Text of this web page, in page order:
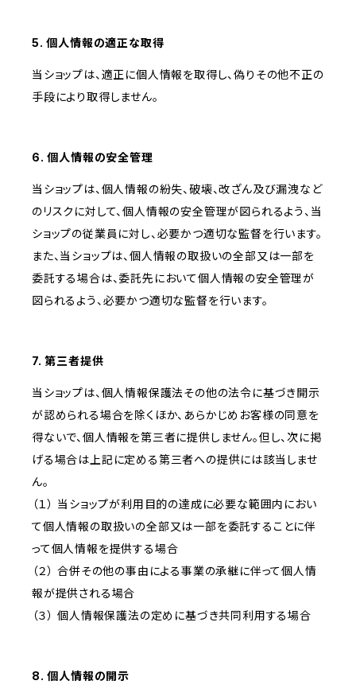
5. 個人情報の適正な取得
当ショップは、適正に個人情報を取得し、偽りその他不正の
手段により取得しません。
6. 個人情報の安全管理
当ショップは、個人情報の紛失、破壊、改ざん及び漏洩など
のリスクに対して、個人情報の安全管理が図られるよう、当
ショップの従業員に対し、必要かつ適切な監督を行います。
また、当ショップは、個人情報の取扱いの全部又は一部を
委託する場合は、委託先において個人情報の安全管理が
図られるよう、必要かつ適切な監督を行います。
7. 第三者提供
当ショップは、個人情報保護法その他の法令に基づき開示
が認められる場合を除くほか、あらかじめお客様の同意を
得ないで、個人情報を第三者に提供しません。但し、次に掲
げる場合は上記に定める第三者への提供には該当しませ
ん。
（１） 当ショップが利用目的の達成に必要な範囲内におい
て個人情報の取扱いの全部又は一部を委託することに伴
って個人情報を提供する場合
（２） 合併その他の事由による事業の承継に伴って個人情
報が提供される場合
（３） 個人情報保護法の定めに基づき共同利用する場合
8. 個人情報の開示